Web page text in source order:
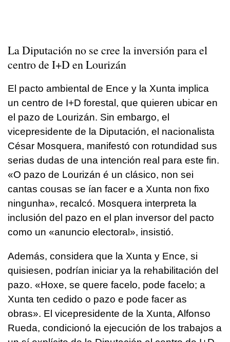
La Diputación no se cree la inversión para el
centro de I+D en Lourizán
El pacto ambiental de Ence y la Xunta implica
un centro de I+D forestal, que quieren ubicar en
el pazo de Lourizán. Sin embargo, el
vicepresidente de la Diputación, el nacionalista
César Mosquera, manifestó con rotundidad sus
serias dudas de una intención real para este fin.
«O pazo de Lourizán é un clásico, non sei
cantas cousas se ían facer e a Xunta non fixo
ningunha», recalcó. Mosquera interpreta la
inclusión del pazo en el plan inversor del pacto
como un «anuncio electoral», insistió.
Además, considera que la Xunta y Ence, si
quisiesen, podrían iniciar ya la rehabilitación del
pazo. «Hoxe, se quere facelo, pode facelo; a
Xunta ten cedido o pazo e pode facer as
obras». El vicepresidente de la Xunta, Alfonso
Rueda, condicionó la ejecución de los trabajos a